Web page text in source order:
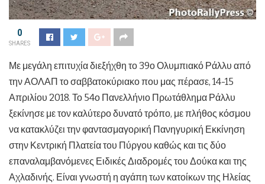
0
SHARES
Με μεγάλη επιτυχία διεξήχθη το 39ο Ολυμπιακό Ράλλυ από
την ΑΟΛΑΠ το σαββατοκύριακο που μας πέρασε, 14-15
Απριλίου 2018. Το 54ο Πανελλήνιο Πρωτάθλημα Ράλλυ
ξεκίνησε με τον καλύτερο δυνατό τρόπο, με πλήθος κόσμου
να κατακλύζει την φαντασμαγορική Πανηγυρική Εκκίνηση
στην Κεντρική Πλατεία του Πύργου καθώς και τις δύο
επαναλαμβανόμενες Ειδικές Διαδρομές του Δούκα και της
Αχλαδινής. Είναι γνωστή η αγάπη των κατοίκων της Ηλείας